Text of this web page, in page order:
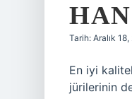
Tarih: Aralık
En iyi
jürilerinin